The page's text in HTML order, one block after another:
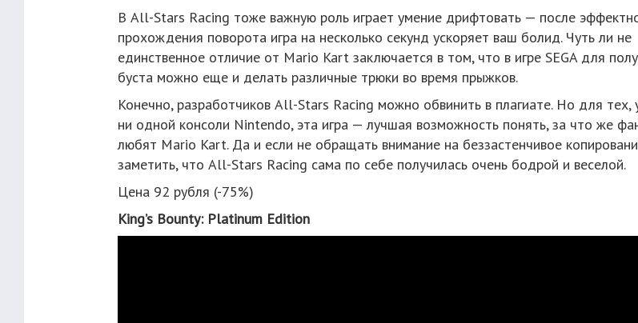
В All-Stars Racing тоже важную роль играет умение дрифтовать — после
прохождения поворота игра на несколько секунд ускоряет ваш болид. Чуть ли не
единственное отличие от Mario Kart заключается в том, что в игре SEGA для
буста можно еще и делать различные трюки во время прыжков.
Конечно, разработчиков All-Stars Racing можно обвинить в плагиате. Но для тех,
ни одной консоли Nintendo, эта игра — лучшая возможность понять, за что же
любят Mario Kart. Да и если не обращать внимание на беззастенчивое
заметить, что All-Stars Racing сама по себе получилась очень бодрой и веселой.
Цена 92 рубля (-75%)
King’s Bounty: Platinum Edition